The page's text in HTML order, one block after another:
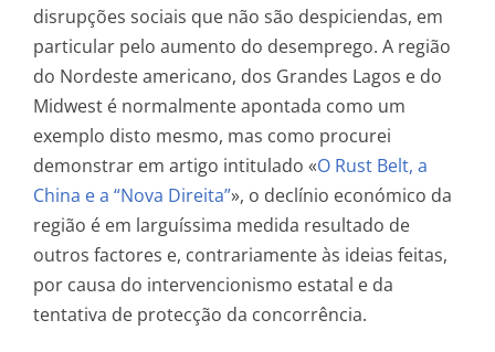
disrupções sociais que não são despiciendas, em
particular pelo aumento do desemprego. A região
do Nordeste americano, dos Grandes Lagos e do
Midwest é normalmente apontada como um
exemplo disto mesmo, mas como procurei
demonstrar em artigo intitulado «O Rust Belt, a
China e a “Nova Direita”», o declínio económico da
região é em larguíssima medida resultado de
outros factores e, contrariamente às ideias feitas,
por causa do intervencionismo estatal e da
tentativa de protecção da concorrência.